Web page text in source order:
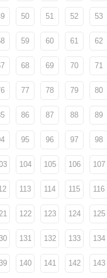
50 51 52 53
59 60 61 62
68 69 70 71
77 78 79 80
86 87 88 89
95 96 97 98
104 105 106 107
113 114 115 116
122 123 124 125
131 132 133 134
140 141 142 143